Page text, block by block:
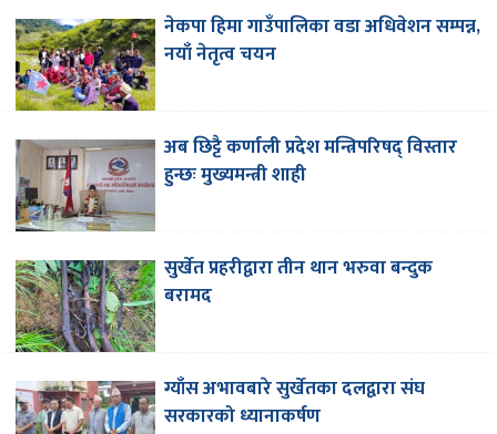
नेकपा हिमा गाउँपालिका वडा अधिवेशन सम्पन्न,
नयाँ नेतृत्व चयन
अब छिट्टै कर्णाली प्रदेश मन्त्रिपरिषद् विस्तार
हुन्छः मुख्यमन्त्री शाही
सुर्खेत प्रहरीद्वारा तीन थान भरुवा बन्दुक
बरामद
ग्याँस अभावबारे सुर्खेतका दलद्वारा संघ
सरकारको ध्यानाकर्षण